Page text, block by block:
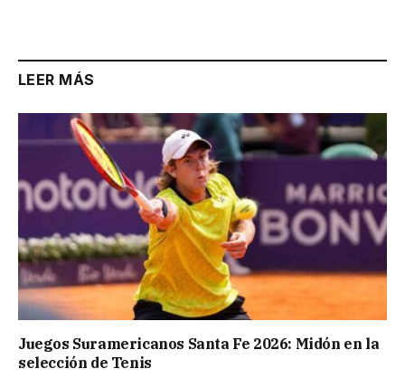
LEER MÁS
Juegos Suramericanos Santa Fe 2026: Midón en la
selección de Tenis